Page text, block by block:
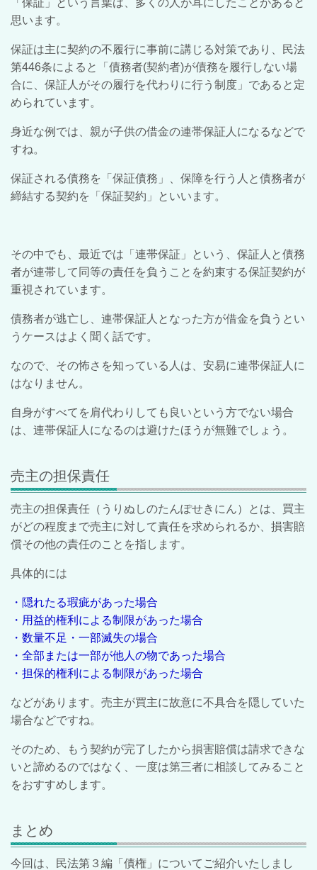
思います。
保証は主に契約の不履行に事前に講じる対策であり、民法
第446条によると「債務者(契約者)が債務を履行しない場
合に、保証人がその履行を代わりに行う制度」であると定
められています。
身近な例では、親が子供の借金の連帯保証人になるなどで
すね。
保証される債務を「保証債務」、保障を行う人と債務者が
締結する契約を「保証契約」といいます。
その中でも、最近では「連帯保証」という、保証人と債務
者が連帯して同等の責任を負うことを約束する保証契約が
重視されています。
債務者が逃亡し、連帯保証人となった方が借金を負うとい
うケースはよく聞く話です。
なので、その怖さを知っている人は、安易に連帯保証人に
はなりません。
自身がすべてを肩代わりしても良いという方でない場合
は、連帯保証人になるのは避けたほうが無難でしょう。
売主の担保責任
売主の担保責任（うりぬしのたんぽせきにん）とは、 買主
がどの程度まで売主に対して責任を求められるか、損害賠
償その他の責任のことを指します。
具体的には
・隠れたる瑕疵があった場合
・用益的権利による制限があった場合
・数量不足・一部滅失の場合
・全部または一部が他人の物であった場合
・担保的権利による制限があった場合
などがあります。売主が買主に故意に不具合を隠していた
場合などですね。
そのため、もう契約が完了したから損害賠償は請求できな
いと諦めるのではなく、一度は第三者に相談してみること
をおすすめします。
まとめ
今回は、民法第３編「債権」についてご紹介いたしまし